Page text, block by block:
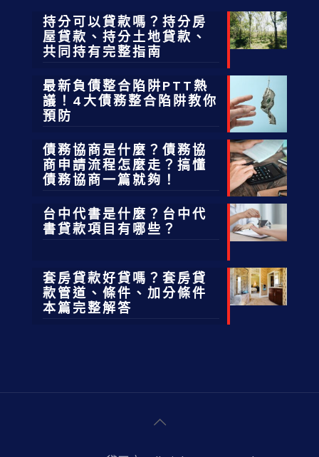
持分可以貸款嗎？持分房
屋貸款、持分土地貸款、
共同持有完整指南
最新負債整合陷阱PTT熱
議！4大債務整合陷阱教你
預防
債務協商是什麼？債務協
商申請流程怎麼走？搞懂
債務協商一篇就夠！
台中代書是什麼？台中代
書貸款項目有哪些？
套房貸款好貸嗎？套房貸
款管道、條件、加分條件
本篇完整解答